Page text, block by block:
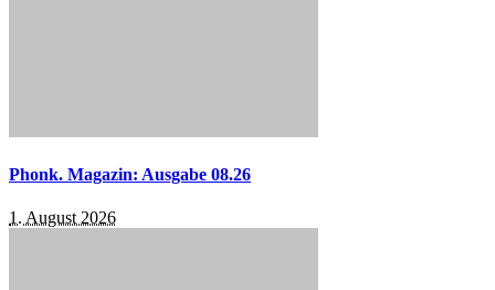
Phonk. Magazin: Ausgabe 08.26
1. August 2026